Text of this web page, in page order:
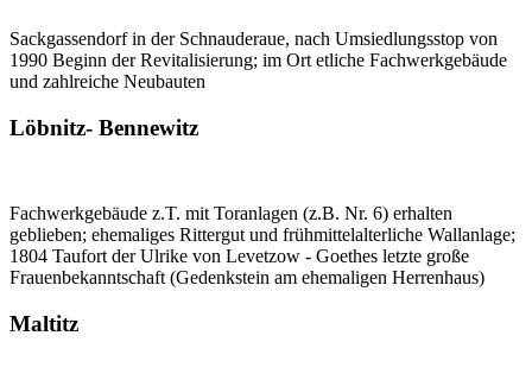
Sackgassendorf in der Schnauderaue, nach Umsiedlungsstop von
1990 Beginn der Revitalisierung; im Ort etliche Fachwerkgebäude
und zahlreiche Neubauten
Löbnitz- Bennewitz
Fachwerkgebäude z.T. mit Toranlagen (z.B. Nr. 6) erhalten
geblieben; ehemaliges Rittergut und frühmittelalterliche Wallanlage;
1804 Taufort der Ulrike von Levetzow - Goethes letzte große
Frauenbekanntschaft (Gedenkstein am ehemaligen Herrenhaus)
Maltitz